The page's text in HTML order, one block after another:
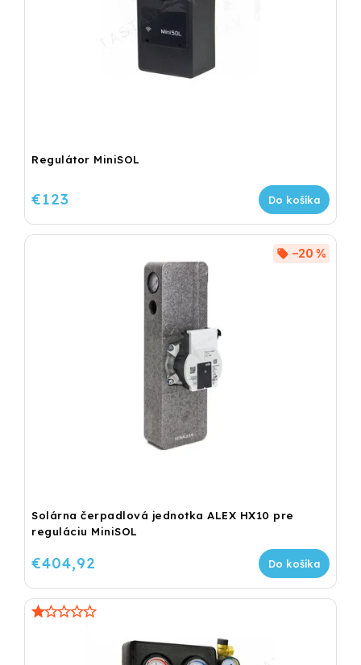
Regulátor MiniSOL
€123 Do košíka
Solárna čerpadlová jednotka ALEX HX10 pre
reguláciu MiniSOL
–20 %
€404,92 Do košíka